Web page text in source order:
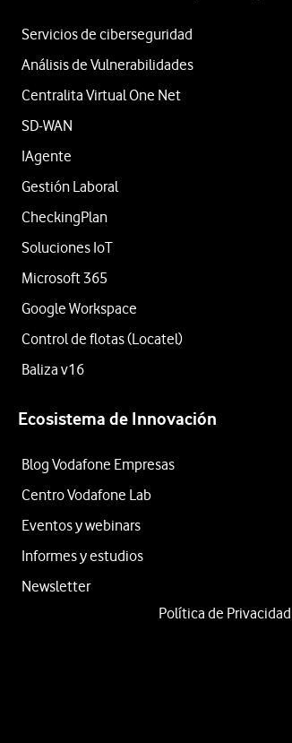
Servicios de ciberseguridad
Análisis de Vulnerabilidades
Centralita Virtual One Net
SD-WAN
IAgente
Gestión Laboral
CheckingPlan
Soluciones IoT
Microsoft 365
Google Workspace
Control de flotas (Locatel)
Baliza v16
Ecosistema de Innovación
Blog Vodafone Empresas
Centro Vodafone Lab
Eventos y webinars
Informes y estudios
Newsletter
Política de